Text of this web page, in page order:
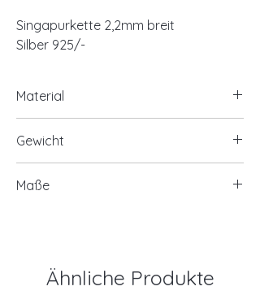
Singapurkette 2,2mm breit
Silber 925/-
Material
Gewicht
Gramm
Maße
Ähnliche Produkte